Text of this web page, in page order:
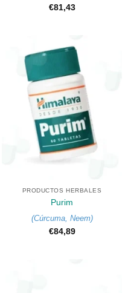
€81,43
PRODUCTOS HERBALES
Purim
(Cúrcuma, Neem)
€84,89